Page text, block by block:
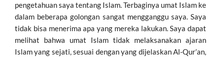
pengetahuan saya tentang Islam. Terbaginya umat Islam ke
dalam beberapa golongan sangat mengganggu saya. Saya
tidak bisa menerima apa yang mereka lakukan. Saya dapat
melihat bahwa umat Islam tidak melaksanakan ajaran
Islam yang sejati, sesuai dengan yang dijelaskan Al-Qur’an,